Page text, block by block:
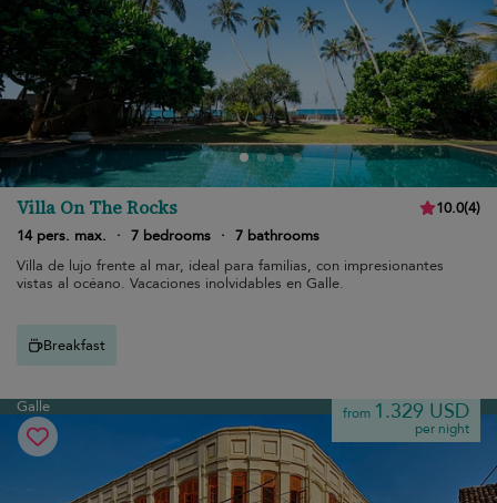
Villa On The Rocks 10.0(4)
14 pers. max.
· 7 bedrooms · 7 bathrooms
Villa de lujo frente al mar, ideal para familias, con impresionantes
vistas al océano. Vacaciones inolvidables en Galle.
Breakfast
Galle from 1.329 USD
per night